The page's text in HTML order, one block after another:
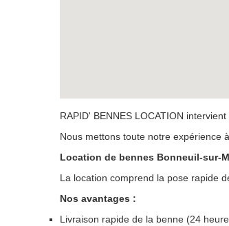
RAPID' BENNES LOCATION
Nous mettons toute notre expérience
Location de bennes Bonneuil-sur-
La location comprend la pose rapide
Nos avantages :
Livraison rapide de la benne (24